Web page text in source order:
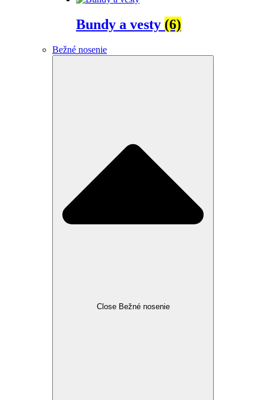
Bundy a vesty (6)
Bežné nosenie
Close Bežné nosenie